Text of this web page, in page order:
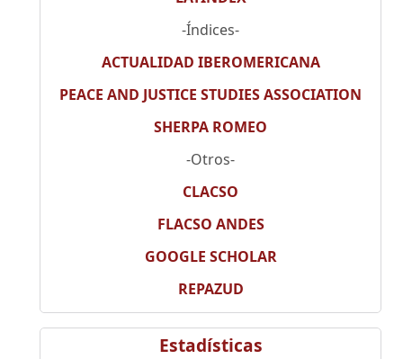
-Índices-
ACTUALIDAD IBEROMERICANA
PEACE AND JUSTICE STUDIES ASSOCIATION
SHERPA ROMEO
-Otros-
CLACSO
FLACSO ANDES
GOOGLE SCHOLAR
REPAZUD
Estadísticas